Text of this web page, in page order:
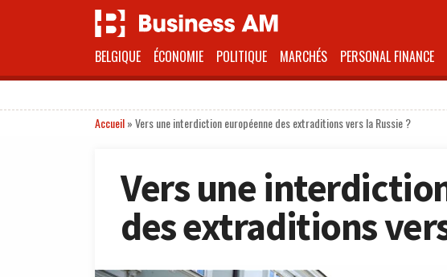
BELGIQUE ÉCONOMIE POLITIQUE MARCHÉS PERSONAL FINANCE
Accueil»Vers une interdiction européenne des extraditions vers la Russie ?
Vers une
des extraditions